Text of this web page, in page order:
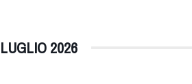
LUGLIO 2026